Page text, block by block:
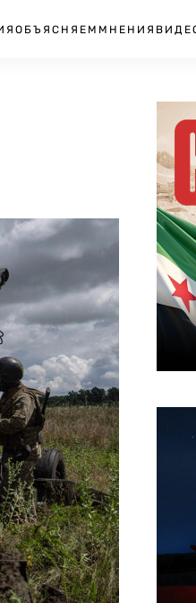
ОБЪЯСНЯЕМ МНЕНИЯ